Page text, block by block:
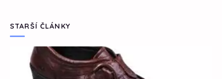
STARŠÍ ČLÁNKY